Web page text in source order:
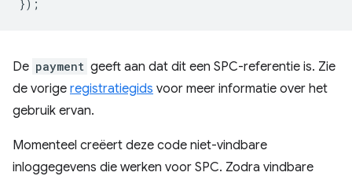
});
De payment geeft aan dat dit een SPC-referentie is. Zie
de vorige registratiegids voor meer informatie over het
gebruik ervan.
Momenteel creëert deze code niet-vindbare
inloggegevens die werken voor SPC. Zodra vindbare